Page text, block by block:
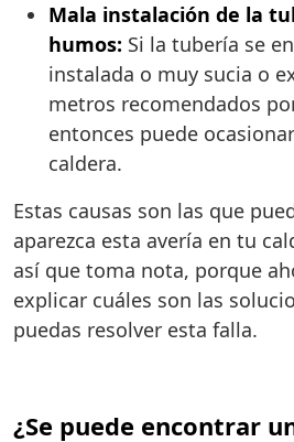
Mala instalación de la
humos: Si la tubería se
instalada o muy sucia o
metros recomendados
entonces puede
caldera.
Estas causas son las que
aparezca esta avería en tu
así que toma nota, porque
explicar cuáles son las
puedas resolver esta falla.
¿Se puede encontrar